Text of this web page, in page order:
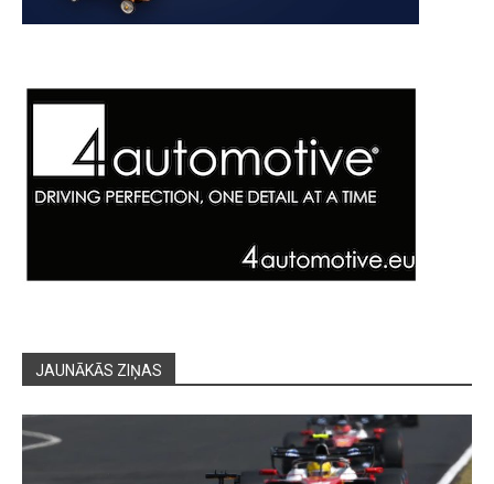
JAUNĀKĀS ZIŅAS